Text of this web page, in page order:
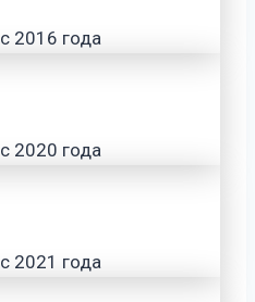
2016 года
2020 года
2021 года